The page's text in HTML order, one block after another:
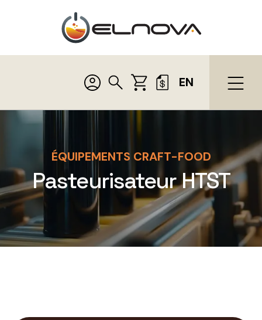
EN
ÉQUIPEMENTS CRAFT-FOOD
Pasteurisateur HTST